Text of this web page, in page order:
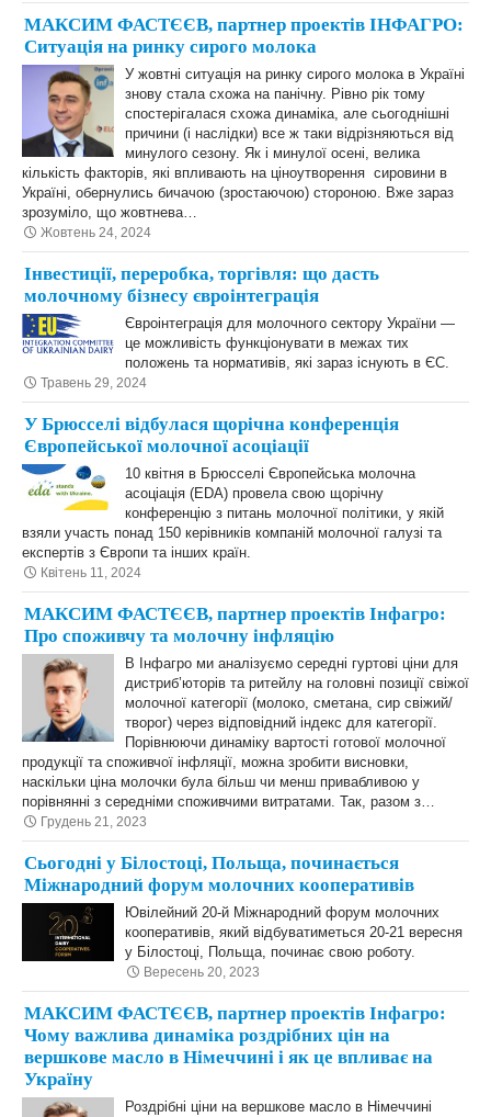
МАКСИМ ФАСТЄЄВ, партнер проектів ІНФАГРО:
Ситуація на ринку сирого молока
У жовтні ситуація на ринку сирого молока в Україні
знову стала схожа на панічну. Рівно рік тому
спостерігалася схожа динаміка, але сьогоднішні
причини (і наслідки) все ж таки відрізняються від
минулого сезону. Як і минулої осені, велика
кількість факторів, які впливають на ціноутворення сировини в
Україні, обернулись бичачою (зростаючою) стороною. Вже зараз
зрозуміло, що жовтнева…
Жовтень 24, 2024
Інвестиції, переробка, торгівля: що дасть
молочному бізнесу євроінтеграція
Євроінтеграція для молочного сектору України —
це можливість функціонувати в межах тих
положень та нормативів, які зараз існують в ЄС.
Травень 29, 2024
У Брюсселі відбулася щорічна конференція
Європейської молочної асоціації
10 квітня в Брюсселі Європейська молочна
асоціація (EDA) провела свою щорічну
конференцію з питань молочної політики, у якій
взяли участь понад 150 керівників компаній молочної галузі та
експертів з Європи та інших країн.
Квітень 11, 2024
МАКСИМ ФАСТЄЄВ, партнер проектів Інфагро:
Про споживчу та молочну інфляцію
В Інфагро ми аналізуємо середні гуртові ціни для
дистриб’юторів та ритейлу на головні позиції свіжої
молочної категорії (молоко, сметана, сир свіжий/
творог) через відповідний індекс для категорії.
Порівнюючи динаміку вартості готової молочної
продукції та споживчої інфляції, можна зробити висновки,
наскільки ціна молочки була більш чи менш привабливою у
порівнянні з середніми споживчими витратами. Так, разом з…
Грудень 21, 2023
Сьогодні у Білостоці, Польща, починається
Міжнародний форум молочних кооперативів
Ювілейний 20-й Міжнародний форум молочних
кооперативів, який відбуватиметься 20-21 вересня
у Білостоці, Польща, починає свою роботу.
Вересень 20, 2023
МАКСИМ ФАСТЄЄВ, партнер проектів Інфагро:
Чому важлива динаміка роздрібних цін на
вершкове масло в Німеччині і як це впливає на
Україну
Роздрібні ціни на вершкове масло в Німеччині